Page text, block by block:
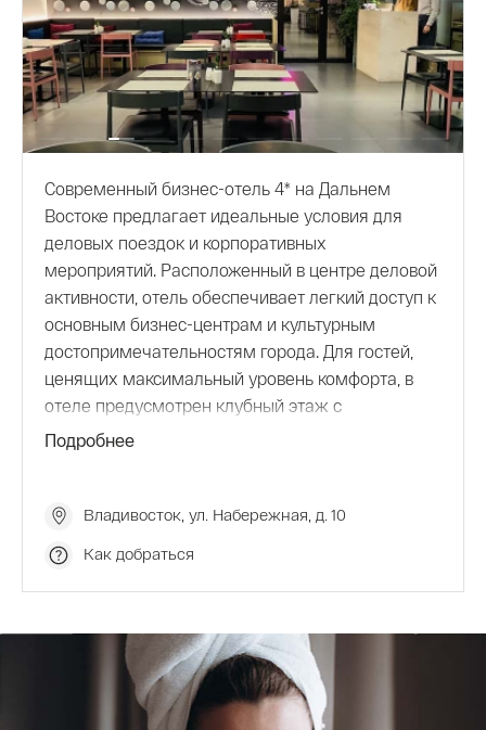
Современный бизнес-отель 4* на Дальнем
Востоке предлагает идеальные условия для
деловых поездок и корпоративных
мероприятий. Расположенный в центре деловой
активности, отель обеспечивает легкий доступ к
основным бизнес-центрам и культурным
достопримечательностям города. Для гостей,
ценящих максимальный уровень комфорта, в
отеле предусмотрен клубный этаж с
панорамным видом на Амурский залив. К
современный тренажерный зал и конференц-
Подробнее
Владивосток, ул. Набережная, д. 10
Как добраться